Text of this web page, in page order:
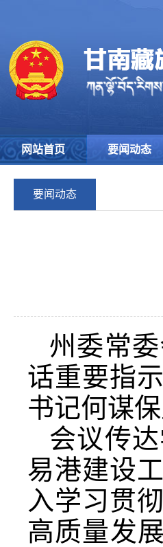
网站首页 要闻动态
要闻动态
州委常
话重要指
书记何谋保
会议传
易港建设
入学习贯
高质量发